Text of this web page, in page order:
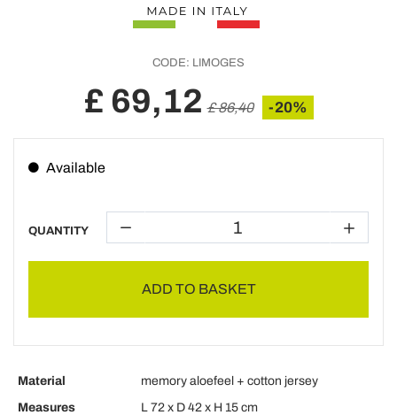
CODE: LIMOGES
£ 69,12 £ 86,40 -20%
Available
QUANTITY
ADD TO BASKET
Material
memory aloefeel + cotton jersey
Measures
L 72 x D 42 x H 15 cm